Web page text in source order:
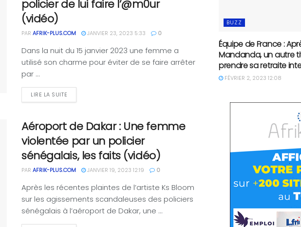
policier de lui faire l’@m0ur
(vidéo)
PAR AFRIK-PLUS.COM JANVIER 23, 2023 5:33 0
Dans la nuit du 15 janvier 2023 une femme a
utilisé son charme pour éviter de se faire arrêter
par ...
LIRE LA SUITE
Aéroport de Dakar : Une femme
violentée par un policier
sénégalais, les faits (vidéo)
PAR AFRIK-PLUS.COM JANVIER 19, 2023 12:19 0
Après les récentes plaintes de l’artiste Ks Bloom
sur les agissements scandaleuses des policiers
sénégalais à l’aéroport de Dakar, une ...
BUZZ
Équipe de France :
Mandanda, un autre
prendre sa retraite
FÉVRIER 2, 2023 12:08